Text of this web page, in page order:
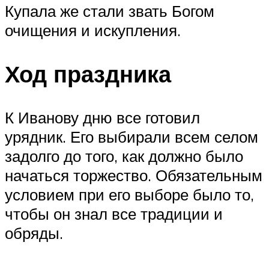
Купала же стали звать Богом
очищения и искупления.
Ход праздника
К Иванову дню все готовил
урядник. Его выбирали всем селом
задолго до того, как должно было
начаться торжество. Обязательным
условием при его выборе было то,
чтобы он знал все традиции и
обряды.